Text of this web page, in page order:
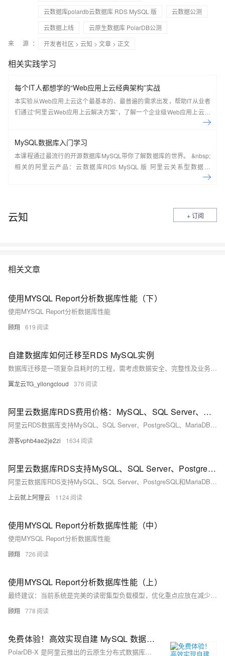
云数据库polardb云数据库 RDS MySQL 版
云数据公测
云数据上线
云原生数据库 PolarDB公测
来 源：
开发者社区 > 云知 > 文章 > 正文
相关实践学习
每个IT人都想学的“Web应用上云经典架构”实战
本实验从Web应用上云这个最基本的、最普遍的需求出发，帮助IT从业者
们通过“阿里云Web应用上云解决方案”，了解一个企业级Web应用上云的
MySQL数据库入门学习
本课程通过最流行的开源数据库MySQL带你了解数据库的世界。 &nbsp;
相关的阿里云产品：云数据库RDS MySQL 版 阿里云关系型数据库
RDS（Relational Database Service）是一种稳定可靠、可弹性伸缩的在
情:&nbsp;https://www.aliyun.com/product/rds/mysql&nbsp;
云知 + 订阅
相关文章
使用MYSQL Report分析数据库性能（下）
使用MYSQL Report分析数据库性能
顾翔 619
自建数据库如何迁移至RDS MySQL实例
数据库迁移是一项复杂且耗时的工程，需考虑数据安全、完整性及业务中断影响。使用阿里云数据传输服务DTS，可快速、平滑完成迁移任务，将应用停机时间降至分钟级。您还可通过全量备份自建数据库并恢复至RDS MySQL实例，实现间接迁移上云。
翼龙云TG_yilongcloud 376
阿里云数据库RDS费用价格：MySQL、SQL Server、PostgreSQL和MariaDB引擎收费标准
阿里云RDS数据库支持MySQL、SQL Server、PostgreSQL、MariaDB，多种引擎优惠上线！MySQL倚天版88元/年，SQL Server 2核4G仅299元/年，PostgreSQL 227元/年起。高可用、可弹性伸缩，安全稳定。详情见官网活动页。
游客vphb4ae2je2zi 1634
阿里云数据库RDS支持MySQL、SQL Server、PostgreSQL和MariaDB引擎
阿里云数据库RDS支持MySQL、SQL Server、PostgreSQL和MariaDB引擎，提供高性价比、稳定安全的云数据库服务，适用于多种行业与业务场景。
上云就上阿狸云 1124
使用MYSQL Report分析数据库性能（中）
使用MYSQL Report分析数据库性能
顾翔 726
使用MYSQL Report分析数据库性能（上）
最终建议：当前系统是完美的读密集型负载模型，优化重点应放在减少行读取量和提高数据定位效率。通过索引优化、分区策略和内存缓存，预期可降低30%的CPU负载，同时保持100%的缓冲池命中率。建议每百万次查询后刷新统计信息以持续优化
顾翔 778
免费体验！高效实现自建 MySQL 数据库平滑迁移至 PolarDB-X
PolarDB-X 是阿里云推出的云原生分布式数据库，支持PB级存储扩展、高并发访问与数据强一致，助力企业实现MySQL平滑迁移。现已开放免费体验，点击即享高效、稳定的数据库升级方案。